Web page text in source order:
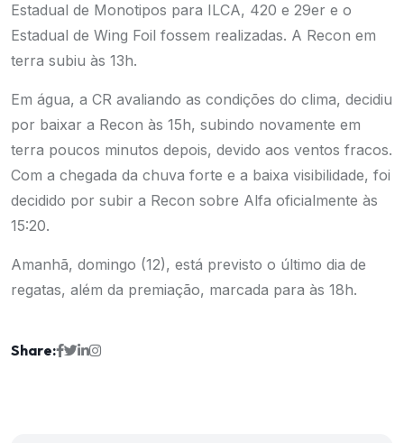
Estadual de Monotipos para ILCA, 420 e 29er e o
Estadual de Wing Foil fossem realizadas. A Recon em
terra subiu às 13h.
Em água, a CR avaliando as condições do clima, decidiu
por baixar a Recon às 15h, subindo novamente em
terra poucos minutos depois, devido aos ventos fracos.
Com a chegada da chuva forte e a baixa visibilidade, foi
decidido por subir a Recon sobre Alfa oficialmente às
15:20.
Amanhã, domingo (12), está previsto o último dia de
regatas, além da premiação, marcada para às 18h.
Share: